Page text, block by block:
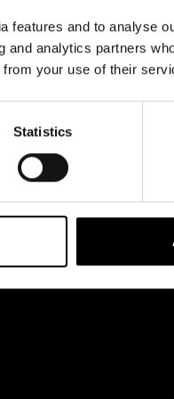
features and to analyse
and analytics partners
from your use of their
Statistics
oss